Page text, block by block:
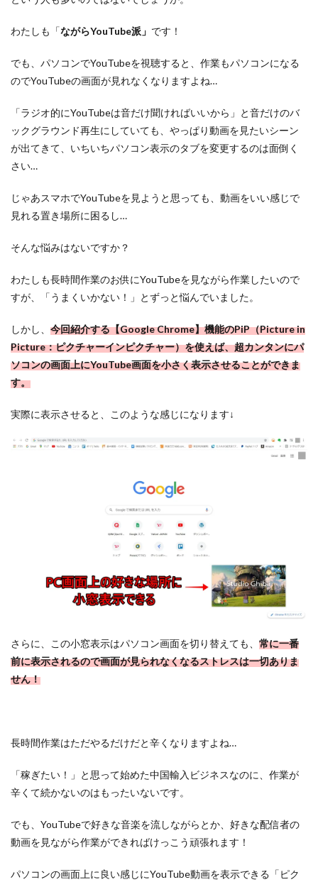
わたしも「ながらYouTube派」 です！
でも、パソコンでYouTubeを視聴すると、作業もパソコンになる
のでYouTubeの画面が見れなくなりますよね…
「ラジオ的にYouTubeは音だけ聞ければいいから」と音だけのバ
ックグラウンド再生にしていても、やっぱり動画を見たいシーン
が出てきて、いちいちパソコン表示のタブを変更するのは面倒く
さい…
じゃあスマホでYouTubeを見ようと思っても、動画をいい感じで
見れる置き場所に困るし…
そんな悩みはないですか？
わたしも長時間作業のお供にYouTubeを見ながら作業したいので
すが、「うまくいかない！」とずっと悩んでいました。
しかし、 今回紹介する【Google Chrome】機能のPiP（Picture in
Picture：ピクチャーインピクチャー）を使えば、超カンタンにパ
ソコンの画面上にYouTube画面を小さく表示させることができま
す。
実際に表示させると、このような感じになります↓
さらに、この小窓表示はパソコン画面を切り替えても、 常に一番
前に表示されるので画面が見られなくなるストレスは一切ありま
せん！
長時間作業はただやるだけだと辛くなりますよね…
「稼ぎたい！」と思って始めた中国輸入ビジネスなのに、作業が
辛くて続かないのはもったいないです。
でも、YouTubeで好きな音楽を流しながらとか、好きな配信者の
動画を見ながら作業ができればけっこう頑張れます！
パソコンの画面上に良い感じにYouTube動画を表示できる「ピク